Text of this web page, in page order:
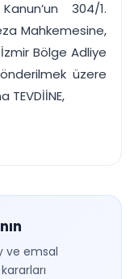
304/1.
Mahkemesine,
Bölge Adliye
üzere
TEVDİİNE,
ve emsal